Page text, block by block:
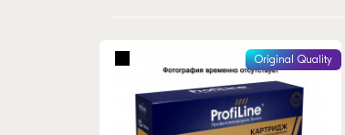
Original Quality